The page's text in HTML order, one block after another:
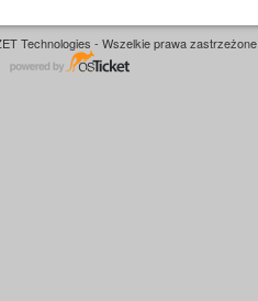
Technologies - Wszelkie prawa zastrzeżone.